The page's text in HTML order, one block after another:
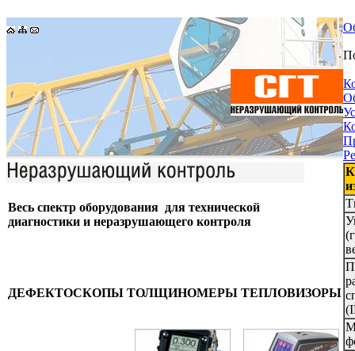
Весь спектр оборудования для технической
диагностики и неразрушающего контроля
ДЕФЕКТОСКОПЫ ТОЛЩИНОМЕРЫ ТЕПЛОВИЗОРЫ